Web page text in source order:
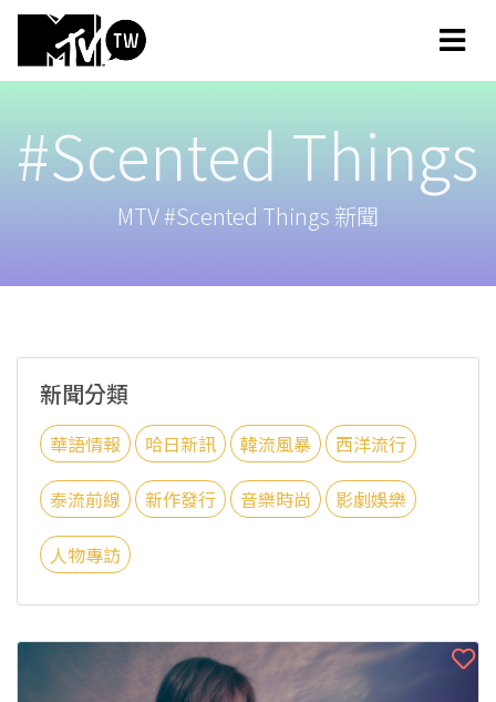
#Scented Things
MTV #Scented Things 新聞
新聞分類
華語情報 哈日新訊 韓流風暴 西洋流行
泰流前線 新作發行 音樂時尚 影劇娛樂
人物專訪